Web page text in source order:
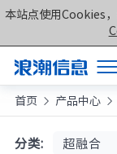
本站点使用Cookies
产品
解决方案
首页  产品中心 
分类: 超融合